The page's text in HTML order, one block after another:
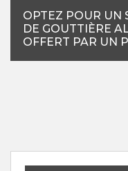
OPTEZ POUR UN
DE GOUTTIÈRE
OFFERT PAR UN